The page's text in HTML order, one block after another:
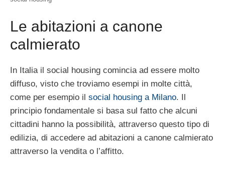
Le abitazioni a canone
calmierato
In Italia il social housing comincia ad essere molto
diffuso, visto che troviamo esempi in molte città,
come per esempio il social housing a Milano. Il
principio fondamentale si basa sul fatto che alcuni
cittadini hanno la possibilità, attraverso questo tipo di
edilizia, di accedere ad abitazioni a canone calmierato
attraverso la vendita o l’affitto.